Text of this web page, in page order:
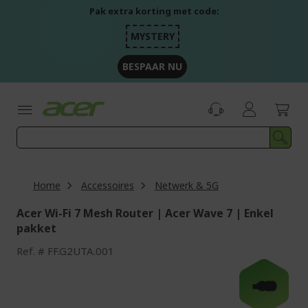
Pak extra korting met code:
MYSTERY
BESPAAR NU
Home Accessoires Netwerk & 5G
Acer Wi-Fi 7 Mesh Router | Acer Wave 7 | Enkel
pakket
Ref. FF.G2UTA.001
-€40